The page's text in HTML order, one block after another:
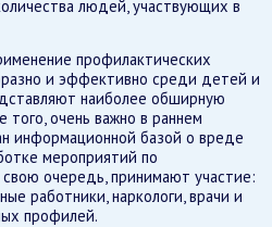
людей, участвующих в
профилактических
и эффективно среди детей и
наиболее обширную
того, очень важно в раннем
информационной базой о вреде
мероприятий по
очередь, принимают участие:
работники, наркологи, врачи и
профилей.